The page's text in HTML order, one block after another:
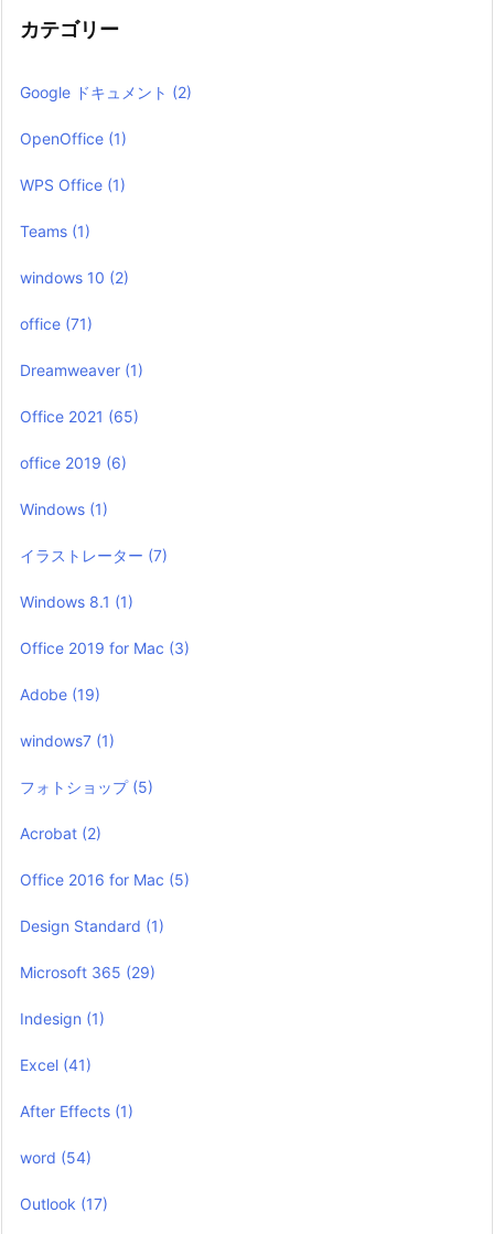
カテゴリー
Google ドキュメント (2)
OpenOffice (1)
WPS Office (1)
Teams (1)
windows 10 (2)
office (71)
Dreamweaver (1)
Office 2021 (65)
office 2019 (6)
Windows (1)
イラストレーター (7)
Windows 8.1 (1)
Office 2019 for Mac (3)
Adobe (19)
windows7 (1)
フォトショップ (5)
Acrobat (2)
Office 2016 for Mac (5)
Design Standard (1)
Microsoft 365 (29)
Indesign (1)
Excel (41)
After Effects (1)
word (54)
Outlook (17)